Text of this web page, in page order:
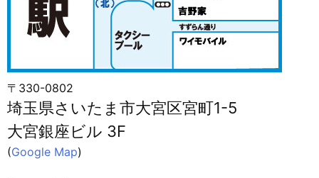
〒330-0802
埼玉県さいたま市大宮区宮町1-5
大宮銀座ビル 3F
(Google Map)